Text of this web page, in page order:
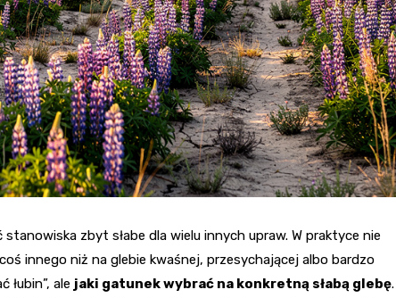
zbyt słabe dla wielu innych upraw. W praktyce nie
innego niż na glebie kwaśnej, przesychającej albo bardzo
ale jaki gatunek wybrać na konkretną słabą glebę.